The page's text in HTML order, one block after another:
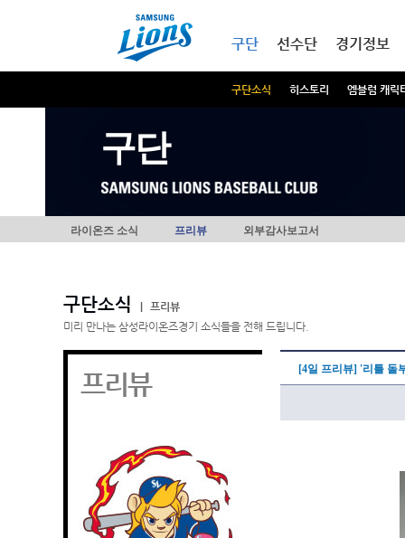
구단
구단소식 히스토리 엠블럼 캐릭
선수단 경기정보
구단
라이온즈 소식 프리뷰 외부감사보고서
구단소식
프리뷰
미리 만나는 삼성라이온즈경기 소식들을 전해 드립니다.
프리뷰 [4일 프리뷰] '리틀 돌